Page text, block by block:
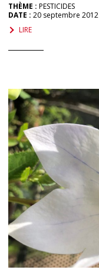
THÈME : PESTICIDES
DATE : 20 septembre 2012
LIRE